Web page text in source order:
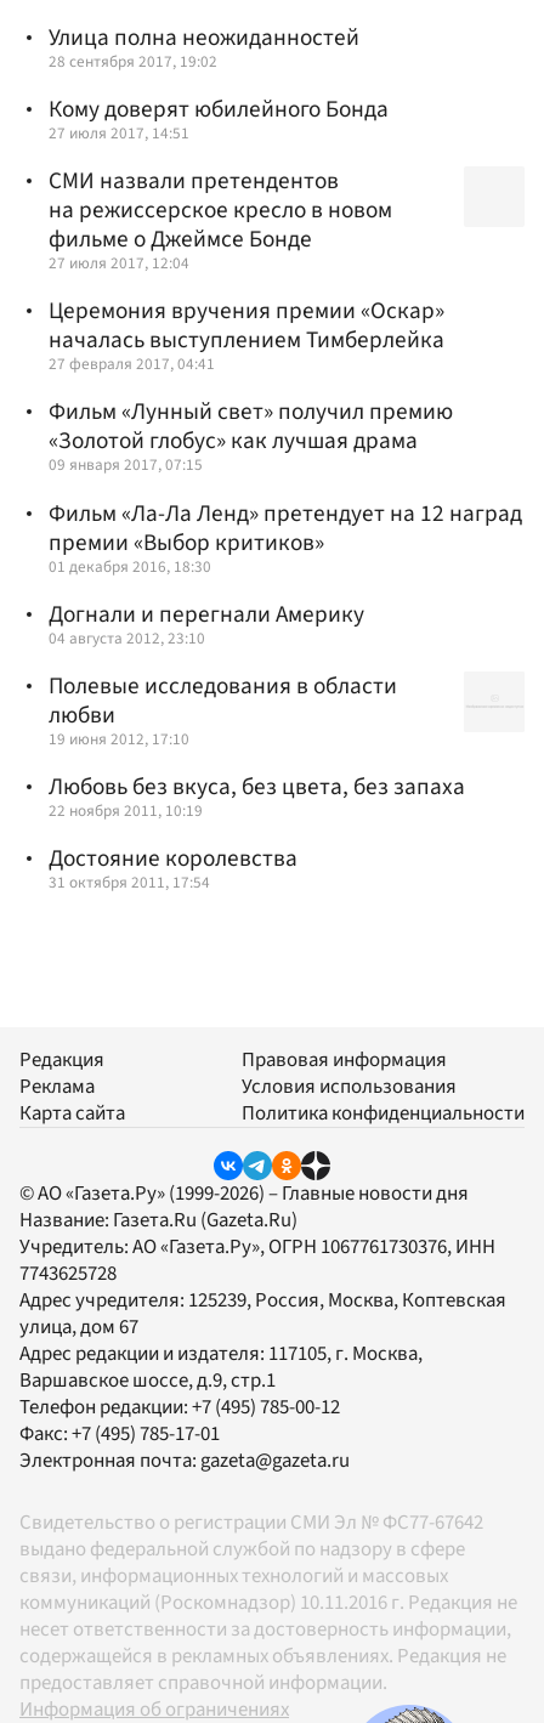
Улица полна неожиданностей
28 сентября 2017, 19:02
Кому доверят юбилейного Бонда
27 июля 2017, 14:51
СМИ назвали претендентов
на режиссерское кресло в новом
фильме о Джеймсе Бонде
27 июля 2017, 12:04
Церемония вручения премии «Оскар»
началась выступлением Тимберлейка
27 февраля 2017, 04:41
Фильм «Лунный свет» получил премию
«Золотой глобус» как лучшая драма
09 января 2017, 07:15
Фильм «Ла-Ла Ленд» претендует на 12 наград
премии «Выбор критиков»
01 декабря 2016, 18:30
Догнали и перегнали Америку
04 августа 2012, 23:10
Полевые исследования в области
любви
19 июня 2012, 17:10
Любовь без вкуса, без цвета, без запаха
22 ноября 2011, 10:19
Достояние королевства
31 октября 2011, 17:54
Редакция
Реклама
Карта сайта
Правовая информация
Условия использования
Политика конфиденциальности
© АО «Газета.Ру» (1999-2026) – Главные новости дня
Название: Газета.Ru (Gazeta.Ru)
Учредитель:АО «Газета.Ру», ОГРН 1067761730376, ИНН
7743625728
Адрес учредителя: 125239, Россия, Москва, Коптевская
улица, дом 67
Адрес редакции и издателя: 117105, г. Москва,
Варшавское шоссе, д.9, стр.1
Телефон редакции:+7 (495) 785-00-12
Факс:+7 (495) 785-17-01
Электронная почта:gazeta@gazeta.ru
Свидетельство о регистрации СМИ Эл № ФС77-67642
выдано федеральной службой по надзору в сфере
связи, информационных технологий и массовых
коммуникаций (Роскомнадзор) 10.11.2016 г. Редакция не
несет ответственности за достоверность информации,
содержащейся в рекламных объявлениях. Редакция не
предоставляет справочной информации.
Информация об ограничениях